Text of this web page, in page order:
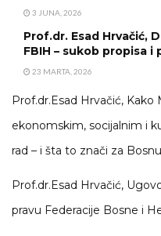
3 JUNA, 2026
Prof.dr. Esad Hrvačić,
FBIH – sukob propisa i
23 MARTA, 2026
Prof.dr.Esad Hrvačić,
ekonomskim, socijalnim i
rad – i šta to znači za
Prof.dr.Esad Hrvačić,
pravu Federacije Bosne i